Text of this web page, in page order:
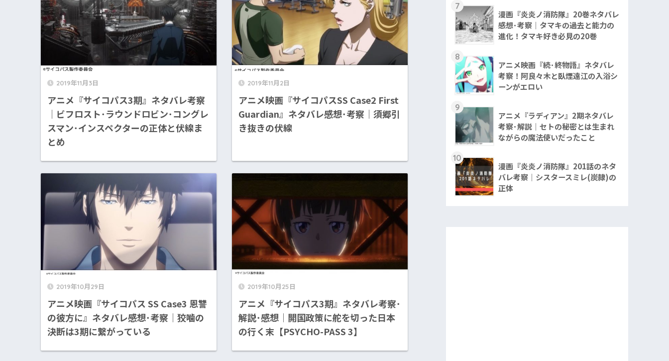
2019年11月3日
アニメ『サイコパス3期』ネタバレ考察
｜ビフロスト･ラウンドロビン･コングレ
スマン･インスペクターの正体と伏線ま
とめ
2019年11月2日
アニメ映画『サイコパスSS Case2 First
Guardian』ネタバレ感想･考察｜須郷引
き抜きの伏線
2019年10月29日
アニメ映画『サイコパス SS Case3 恩讐
の彼方に』ネタバレ感想･考察｜狡噛の
決断は3期に繋がっている
2019年10月25日
アニメ『サイコパス3期』ネタバレ考察･
解説･感想｜開国政策に舵を切った日本
の行く末【PSYCHO-PASS 3】
7
漫画『炎炎ノ消防隊』20巻ネタバレ
感想･考察｜タマキの過去と能力の
進化！タマキ好き必見の20巻
8
アニメ映画『続･終物語』ネタバレ
考察！阿良々木と臥煙遠江の入浴シ
ーンがエロい
9
アニメ『ラディアン』2期ネタバレ
考察･解説｜セトの秘密とは生まれ
ながらの魔法使いだったこと
10
漫画『炎炎ノ消防隊』201話のネタ
バレ考察｜シスタースミレ(炭隷)の
正体